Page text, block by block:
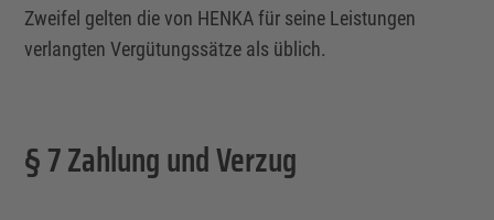
Zweifel gelten die von HENKA für seine Leistungen
verlangten Vergütungssätze als üblich.
§ 7 Zahlung und Verzug